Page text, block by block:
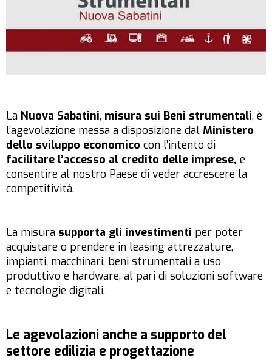
La Nuova Sabatini, misura sui Beni strumentali, è
l’agevolazione messa a disposizione dal Ministero
dello sviluppo economico con l’intento di
facilitare l’accesso al credito delle imprese, e
consentire al nostro Paese di veder accrescere la
competitività.
La misura supporta gli investimenti per poter
acquistare o prendere in leasing attrezzature,
impianti, macchinari, beni strumentali a uso
produttivo e hardware, al pari di soluzioni software
e tecnologie digitali.
Le agevolazioni anche a supporto del
settore edilizia e progettazione